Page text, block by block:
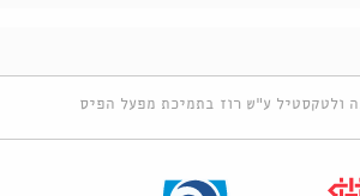
ולטקסטיל ע"ש רוז בתמיכת מפעל הפיס